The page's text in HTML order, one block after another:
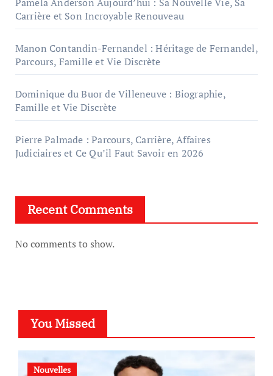
Carrière et Son Incroyable Renouveau
Manon Contandin-Fernandel : Héritage de Fernandel,
Parcours, Famille et Vie Discrète
Dominique du Buor de Villeneuve : Biographie,
Famille et Vie Discrète
Pierre Palmade : Parcours, Carrière, Affaires
Judiciaires et Ce Qu’il Faut Savoir en 2026
Recent Comments
No comments to show.
You Missed
Nouvelles